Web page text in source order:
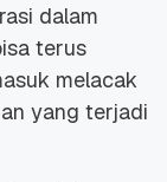
dalam
terus
melacak
yang terjadi